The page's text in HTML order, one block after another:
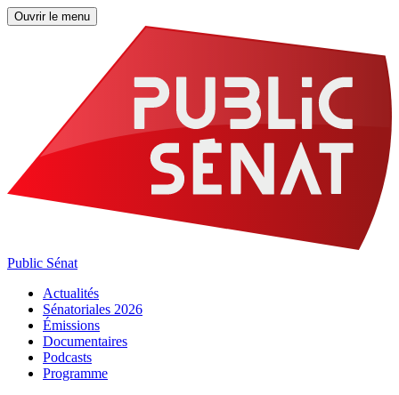
Ouvrir le menu
Public Sénat
Actualités
Sénatoriales 2026
Émissions
Documentaires
Podcasts
Programme